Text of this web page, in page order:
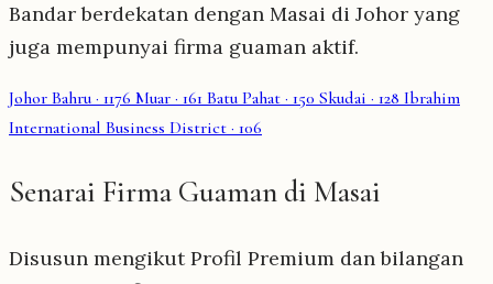
Bandar berdekatan dengan Masai di Johor yang
juga mempunyai firma guaman aktif.
Johor Bahru · 1176 Muar · 161 Batu Pahat · 150 Skudai · 128 Ibrahim
International Business District · 106
Senarai Firma Guaman di Masai
Disusun mengikut Profil Premium dan bilangan